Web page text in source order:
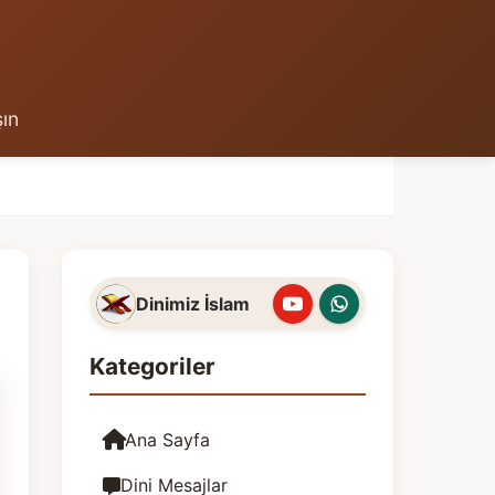
Dinimiz İslam
Kategoriler
Ana Sayfa
Dini Mesajlar